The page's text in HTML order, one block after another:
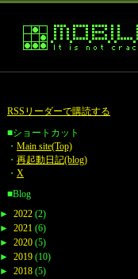
RSSリーダーで購読する
■ショートカット
・ Main site(Top)
・ 再起動日記(blog)
・ X
■Blog
► 2022 (2)
► 2021 (6)
► 2020 (5)
► 2019 (10)
► 2018 (5)